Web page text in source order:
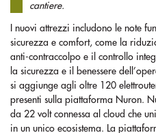
cantiere.
I nuovi attrezzi includono le note
sicurezza e comfort, come la
anti-contraccolpo e il controllo
la sicurezza e il benessere
si aggiunge agli oltre 120
presenti sulla piattaforma Nuron.
da 22 volt connessa al cloud che
in un unico ecosistema. La